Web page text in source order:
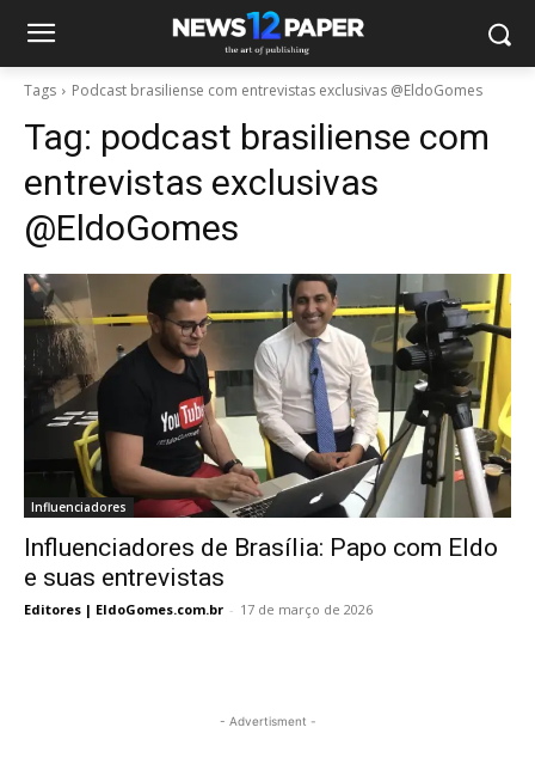
Tags Podcast brasiliense com entrevistas exclusivas @EldoGomes
Tag: podcast brasiliense com
entrevistas exclusivas
@EldoGomes
Influenciadores
Influenciadores de Brasília: Papo com Eldo
e suas entrevistas
Editores | EldoGomes.com.br - 17 de março de 2026
- Advertisment -